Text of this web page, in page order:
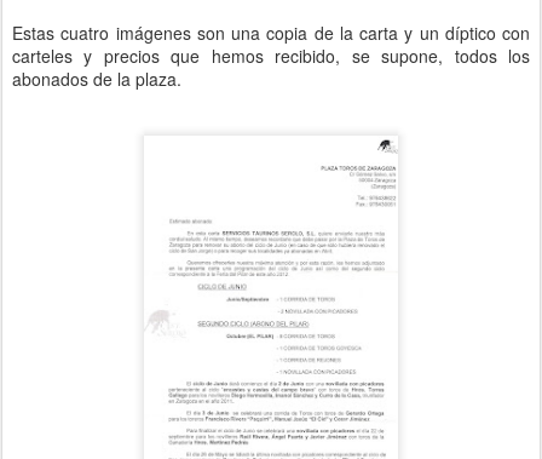
Estas cuatro imágenes son una copia de la carta y un díptico con
carteles y precios que hemos recibido, se supone, todos los
abonados de la plaza.